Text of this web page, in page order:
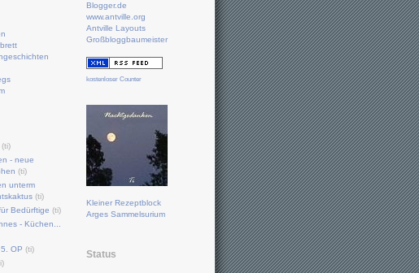
(ti)
- neue
(ti)
unterm
(ti)
Bedürftige (ti)
- Küchen...
OP (ti)
Blogger.de
www.antville.org
Antville Layouts
Großbloggbaumeister
kostenloser Counter
Kleiner Rezeptblock
Arges Sammelsurium
Status